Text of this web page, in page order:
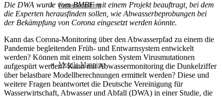
Fernerkundung
Mobile Mapping
Die DWA wurde vom BMBF mit einem Projekt beauftragt, bei dem
die Experten herausfinden sollen, wie Abwasserbeprobungen bei
der Bekämpfung von Corona eingesetzt werden könnte.
Kann das Corona-Monitoring über den Abwasserpfad zu einem die
Pandemie begleitenden Früh- und Entwarnsystem entwickelt
werden? Können mit einem solchen System Virusmutationen
aufgespürt werden? Kann mit Abwassermonitoring die Dunkelziffer
über belastbare Modellberechnungen ermittelt werden? Diese und
weitere Fragen beantwortet die Deutsche Vereinigung für
Wasserwirtschaft, Abwasser und Abfall (DWA) in einer Studie, die